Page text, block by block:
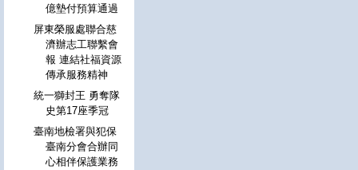
億墊付預算通過
屏東榮服處聯合慈
濟辦志工聯繫會
報 連結社福資源
傳承服務精神
統一獅封王 勇奪隊
史第17座季冠
臺南地檢署與犯保
臺南分會合辦同
心相伴保護業務